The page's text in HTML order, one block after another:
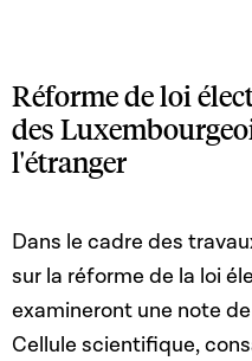
Réforme de loi
des
l'étranger
Dans le cadre des
sur la réforme de la loi
examineront une note
Cellule scientifique,